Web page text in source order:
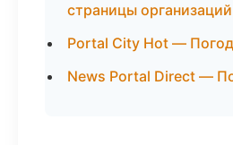
страницы организаций
Portal City Hot —
News Portal Direct —